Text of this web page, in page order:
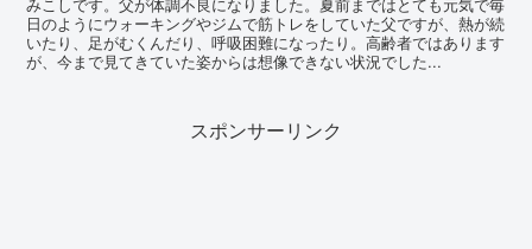
日のようにウォーキングやジムで筋トレをしていた父ですが、熱が続
いたり、足がむくんだり、呼吸困難になったり。高齢者ではあります
が、今まで見てきていた姿からは想像できない状況でした...
スポンサーリンク